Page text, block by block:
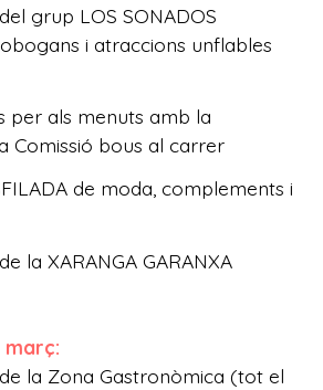
grup LOS SONADOS
i atraccions unflables
per als menuts amb la
Comissió bous al carrer
de moda, complements i
la XARANGA GARANXA
març:
la Zona Gastronòmica (tot el